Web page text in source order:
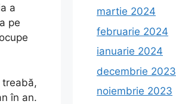
a
pe
treabă,
în an.
martie 2024
februarie 2024
ianuarie 2024
decembrie 2023
noiembrie 2023